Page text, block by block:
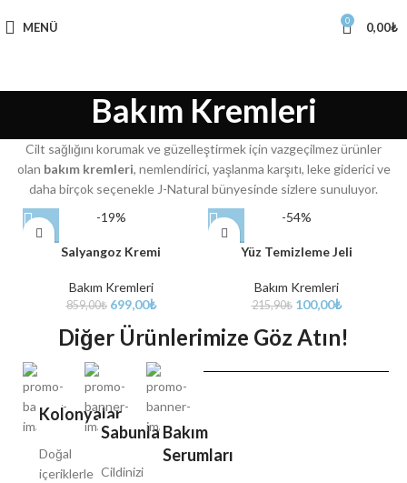
MENÜ 0 0,00₺
Bakım Kremleri
Cilt sağlığını korumak ve güzelleştirmek için vazgeçilmez ürünler
olan bakım kremleri, nemlendirici, yaşlanma karşıtı, leke giderici ve
daha birçok seçenekle J-Natural bünyesinde sizlere sunuluyor.
-19%
Salyangoz Kremi
Bakım Kremleri
859,00₺ 699,00₺
-54%
Yüz Temizleme Jeli
Bakım Kremleri
215,90₺ 100,00₺
Diğer Ürünlerimize Göz Atın!
Kolonyalar
Doğal
içeriklerle
Sabunlar
Cildinizi
Bakım
Serumları